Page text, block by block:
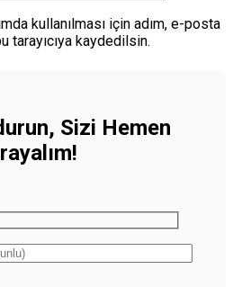
kullanılması için adım, e-posta
kaydedilsin.
Sizi Hemen